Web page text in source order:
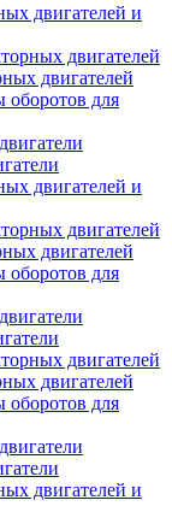
двигателей и
двигателей
двигателей
оборотов для
двигателей и
двигателей
двигателей
оборотов для
двигателей
двигателей
оборотов для
двигателей и